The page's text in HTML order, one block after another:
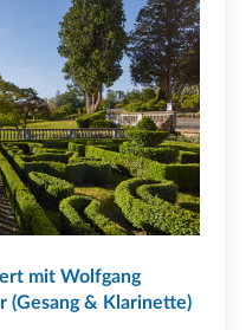
mit Wolfgang
(Gesang & Klarinette)